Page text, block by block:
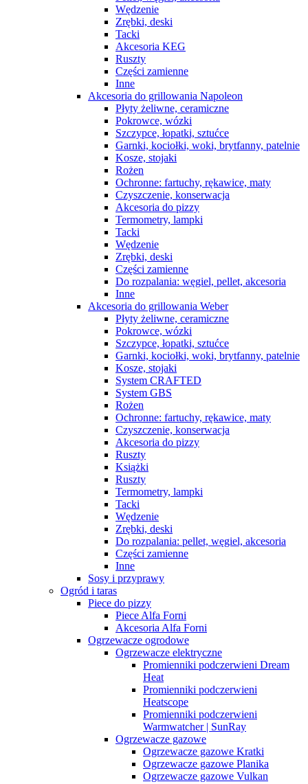
Wędzenie
Zrębki, deski
Tacki
Akcesoria KEG
Ruszty
Części zamienne
Inne
Akcesoria do grillowania Napoleon
Płyty żeliwne, ceramiczne
Pokrowce, wózki
Szczypce, łopatki, sztućce
Garnki, kociołki, woki, brytfanny, patelnie
Kosze, stojaki
Rożen
Ochronne: fartuchy, rękawice, maty
Czyszczenie, konserwacja
Akcesoria do pizzy
Termometry, lampki
Tacki
Wędzenie
Zrębki, deski
Części zamienne
Do rozpalania: węgiel, pellet, akcesoria
Inne
Akcesoria do grillowania Weber
Płyty żeliwne, ceramiczne
Pokrowce, wózki
Szczypce, łopatki, sztućce
Garnki, kociołki, woki, brytfanny, patelnie
Kosze, stojaki
System CRAFTED
System GBS
Rożen
Ochronne: fartuchy, rękawice, maty
Czyszczenie, konserwacja
Akcesoria do pizzy
Ruszty
Książki
Ruszty
Termometry, lampki
Tacki
Wędzenie
Zrębki, deski
Do rozpalania: pellet, węgiel, akcesoria
Części zamienne
Inne
Sosy i przyprawy
Ogród i taras
Piece do pizzy
Piece Alfa Forni
Akcesoria Alfa Forni
Ogrzewacze ogrodowe
Ogrzewacze elektryczne
Promienniki podczerwieni Dream
Heat
Promienniki podczerwieni
Heatscope
Promienniki podczerwieni
Warmwatcher | SunRay
Ogrzewacze gazowe
Ogrzewacze gazowe Kratki
Ogrzewacze gazowe Planika
Ogrzewacze gazowe Vulkan